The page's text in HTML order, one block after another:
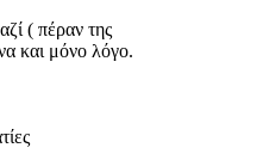
( πέραν της
και μόνο λόγο.